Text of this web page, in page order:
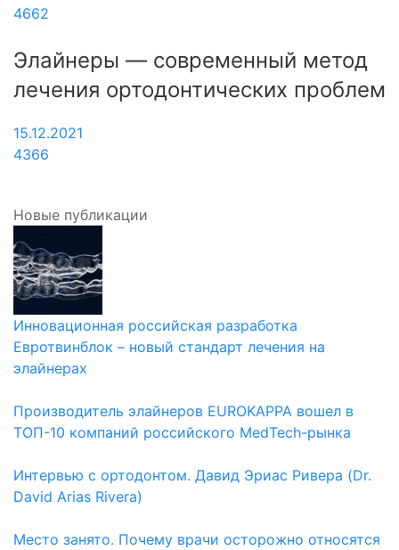
4662
Элайнеры — современный метод
лечения ортодонтических проблем
15.12.2021
4366
Новые публикации
Инновационная российская разработка
Евротвинблок – новый стандарт лечения на
элайнерах
Производитель элайнеров EUROKAPPA вошел в
ТОП-10 компаний российского MedTech-рынка
Интервью с ортодонтом. Давид Эриас Ривера (Dr.
David Arias Rivera)
Место занято. Почему врачи осторожно относятся